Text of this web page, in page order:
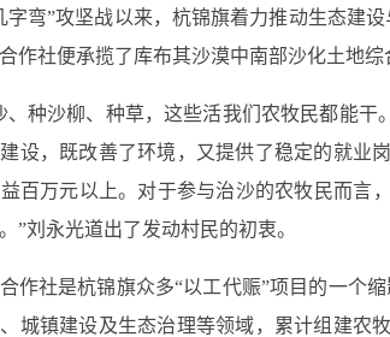
字弯”攻坚战以来，杭锦旗着力推动生态建
作社便承揽了库布其沙漠中南部沙化土地综
、种沙柳、种草，这些活我们农牧民都能干
设，既改善了环境，又提供了稳定的就业
百万元以上。对于参与治沙的农牧民而言
”刘永光道出了发动村民的初衷。
作社是杭锦旗众多“以工代赈”项目的一个
城镇建设及生态治理等领域，累计组建农